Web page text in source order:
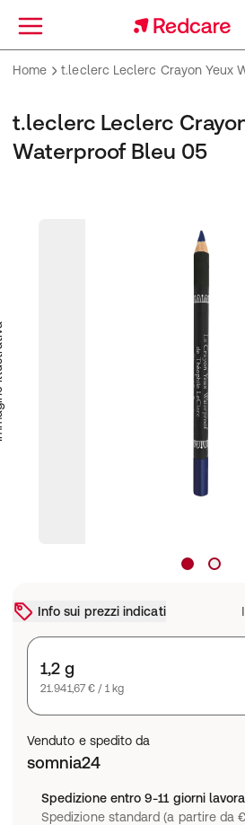
Menu
Home t.leclerc Leclerc Crayon Yeux
t.leclerc Leclerc
Waterproof Bleu 05
Info sui prezzi indicati
1,2 g
21.941,67 € / 1 kg
Venduto e spedito da
somnia24
Spedizione entro 9-11 giorni
Spedizione standard (a partire da